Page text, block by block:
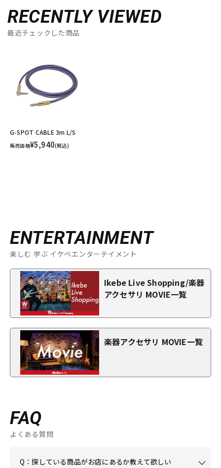
RECENTLY VIEWED
最近チェックした商品
G-SPOT CABLE 3m L/S
販売価格¥5,940(税込)
ENTERTAINMENT
楽しむ 学ぶ イケベエンターテイメント
Ikebe Live Shopping/楽器
アクセサリ MOVIE一覧
楽器アクセサリ MOVIE一覧
FAQ
よくある質問
Q：探している商品がお店にあるか教えて欲しい